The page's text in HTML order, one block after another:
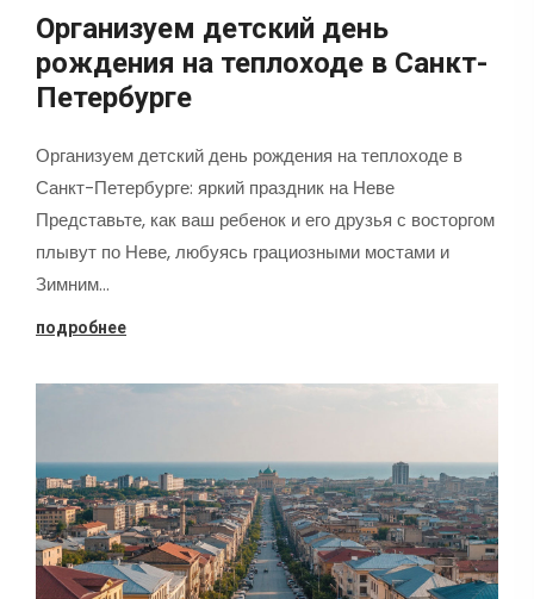
Организуем детский день
рождения на теплоходе в Санкт-
Петербурге
Организуем детский день рождения на теплоходе в
Санкт-Петербурге: яркий праздник на Неве
Представьте, как ваш ребенок и его друзья с восторгом
плывут по Неве, любуясь грациозными мостами и
Зимним…
подробнее